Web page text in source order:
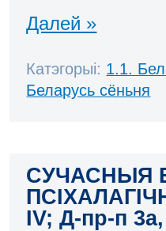
Далей »
Катэгорыі: 1.1.
Беларусь сёньня
СУЧАСНЫЯ
ІV; Д-пр-п